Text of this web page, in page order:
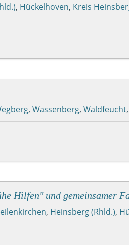
, Hückelhoven, Kreis
, Wassenberg, Waldfeucht,
Hilfen" und gemeinsamer
, Heinsberg (Rhld.),